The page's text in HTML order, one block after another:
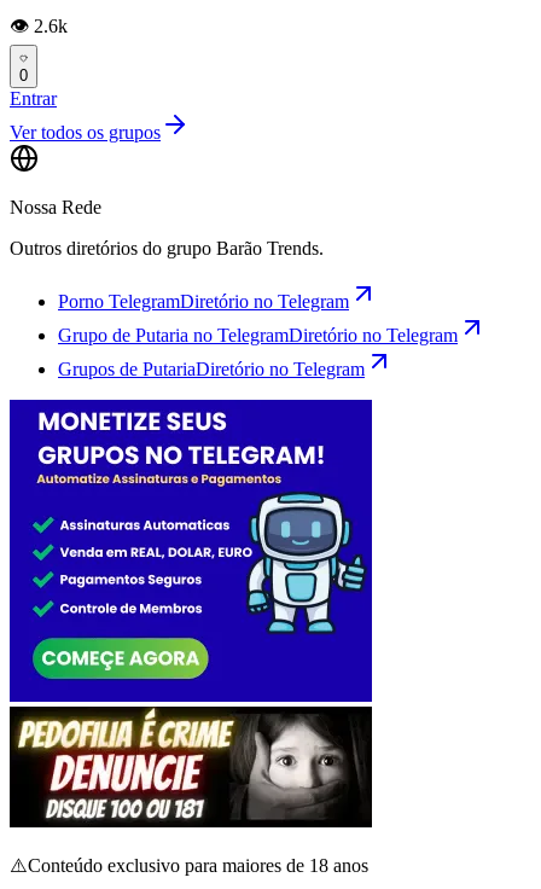
👁️ 2.6k
0
Entrar
Ver todos os grupos
Nossa Rede
Outros diretórios do grupo Barão Trends.
Porno TelegramDiretório no Telegram
Grupo de Putaria no TelegramDiretório no Telegram
Grupos de PutariaDiretório no Telegram
⚠️Conteúdo exclusivo para maiores de 18 anos